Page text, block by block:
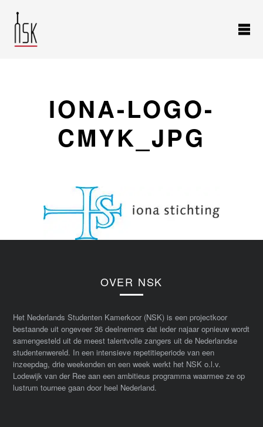
IONA-LOGO-
CMYK_JPG
OVER NSK
Het Nederlands Studenten Kamerkoor (NSK) is een projectkoor
bestaande uit ongeveer 36 deelnemers dat ieder najaar opnieuw wordt
samengesteld uit de meest talentvolle zangers uit de Nederlandse
studentenwereld. In een intensieve repetitieperiode van een
inzeepdag, drie weekenden en een week werkt het NSK o.l.v.
Lodewijk van der Ree aan een ambitieus programma waarmee ze op
lustrum tournee gaan door heel Nederland.